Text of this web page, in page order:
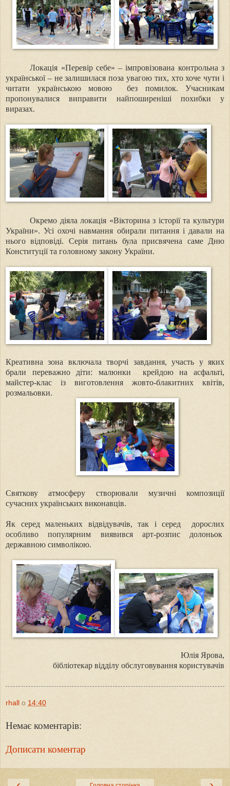
Локація «Перевір себе» – імпровізована контрольна з
української – не залишилася поза увагою тих, хто хоче чути і
читати українською мовою
без помилок. Учасникам
пропонувалися виправити найпоширеніші похибки у
виразах.
Окремо діяла локація «Вікторина з історії та культури
України». Усі охочі навмання обирали питання і давали на
нього відповіді. Серія питань була присвячена саме Дню
Конституції та головному закону України.
Креативна зона включала творчі завдання, участь у яких
брали переважно діти: малюнки
крейдою на асфальті,
майстер-клас із виготовлення жовто-блакитних квітів,
розмальовки.
Святкову атмосферу створювали музичні композиції
сучасних українських виконавців.
Як серед маленьких відвідувачів, так і серед
дорослих
особливо популярним виявився арт-розпис долоньок
державною символікою.
Юлія Ярова,
бібліотекар відділу обслуговування користувачів
rhall о 14:40
Немає коментарів:
Дописати коментар